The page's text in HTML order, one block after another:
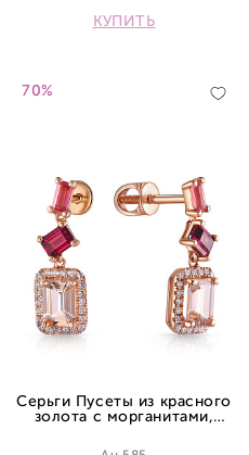
КУПИТЬ
70%
Серьги Пусеты из красного
золота с морганитами,
бриллиантами